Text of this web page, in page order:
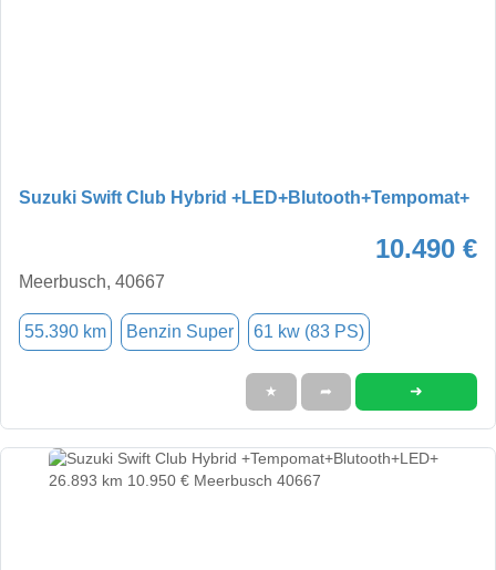
Suzuki Swift Club Hybrid +LED+Blutooth+Tempomat+
10.490 €
Meerbusch, 40667
55.390 km Benzin Super 61 kw (83 PS)
★ ➦ ➜